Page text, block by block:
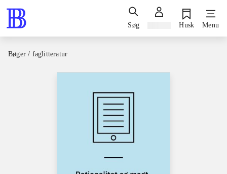
Søg Husk Menu
Bøger / faglitteratur